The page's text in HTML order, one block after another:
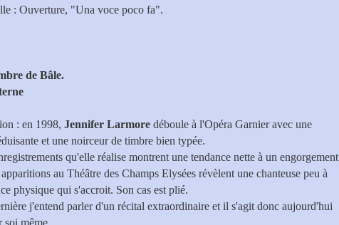
: Ouverture, "Una voce poco fa".
de Bâle.
: en 1998, Jennifer Larmore déboule à l'Opéra Garnier avec une
et une noirceur de timbre bien typée.
qu'elle réalise montrent une tendance nette à un engorgement
au Théâtre des Champs Elysées révèlent une chanteuse peu à
physique qui s'accroit. Son cas est plié.
j'entend parler d'un récital extraordinaire et il s'agit donc aujourd'hui
soi même.